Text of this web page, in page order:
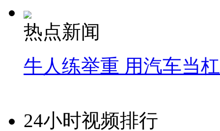
热点新闻
牛人练举重 用汽车当
24小时视频排行